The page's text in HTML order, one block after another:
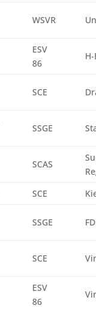
WSVR
ESV
86
SCE
SSGE
SCAS
SCE
SSGE FD
SCE
ESV
86